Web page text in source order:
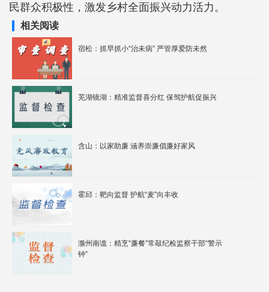
民群众积极性，激发乡村全面振兴动力活力。
相关阅读
宿松：抓早抓小“治未病” 严管厚爱防未然
芜湖镜湖：精准监督喜分红 保驾护航促振兴
含山：以家助廉 涵养崇廉倡廉好家风
霍邱：靶向监督 护航“麦”向丰收
滁州南谯：精烹“廉餐”常敲纪检监察干部“警示
钟”